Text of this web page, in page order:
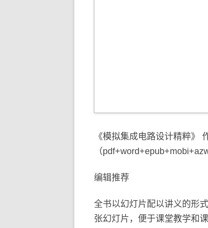
《模拟集成电路设计精粹》
（
编辑推荐
全书以幻灯片配以讲义的形
张幻灯片，便于课堂教学和课